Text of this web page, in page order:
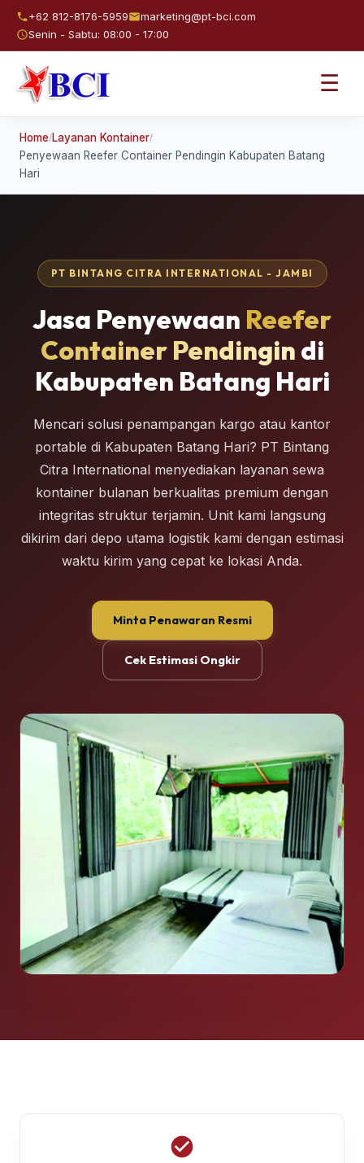
+62 812-8176-5959
marketing@pt-bci.com
Senin - Sabtu: 08:00 - 17:00
☰
Home/Layanan Kontainer/
Penyewaan Reefer Container Pendingin Kabupaten Batang
Hari
PT BINTANG CITRA INTERNATIONAL - JAMBI
Jasa Penyewaan Reefer
Container Pendingin di
Kabupaten Batang Hari
Mencari solusi penampangan kargo atau kantor
portable di Kabupaten Batang Hari? PT Bintang
Citra International menyediakan layanan sewa
kontainer bulanan berkualitas premium dengan
integritas struktur terjamin. Unit kami langsung
dikirim dari depo utama logistik kami dengan estimasi
waktu kirim yang cepat ke lokasi Anda.
Minta Penawaran Resmi
Cek Estimasi Ongkir